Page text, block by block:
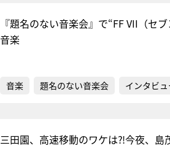
『題名のない音楽会』で“FF VII（セ
音楽
音楽 題名のない音楽会 インタビュ
三田園、高速移動のワケは⁈今夜、島